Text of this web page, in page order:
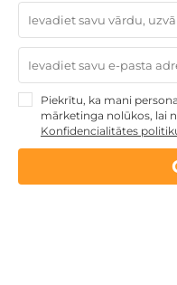
braukšanas pieredzi,
devu.
Piekrītu, ka mani
mārketinga nolūkos, lai
Konfidencialitātes